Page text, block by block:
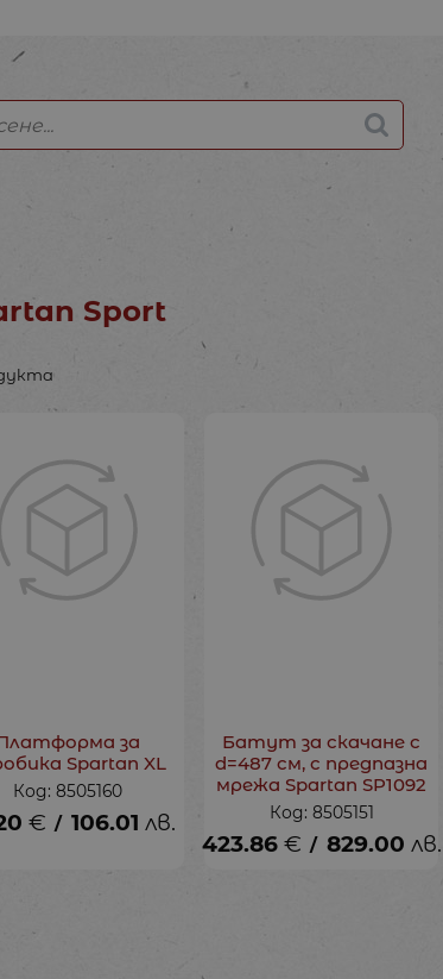
Sport
за
Spartan XL
Код: 8505160
€ / 106.01 лв.
Батут за скачане с
d=487 см, с предпазна
мрежа Spartan SP1092
Код: 8505151
423.86 € / 829.00 лв.